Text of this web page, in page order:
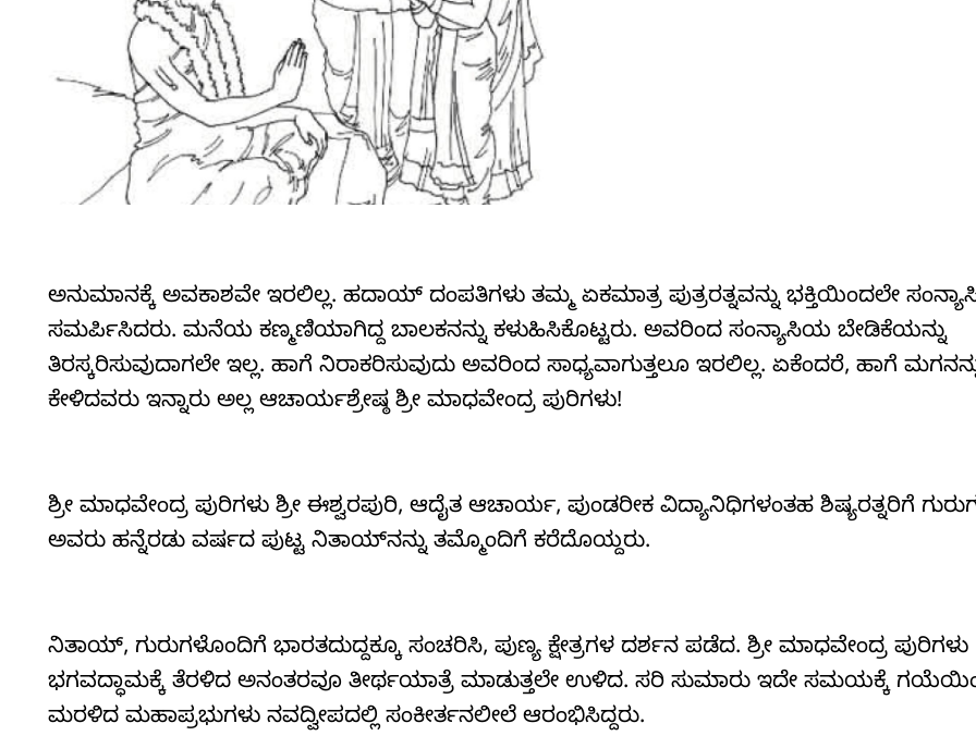
ಅನುಮಾನಕ್ಕೆ ಅವಕಾಶವೇ ಇರಲಿಲ್ಲ. ಹದಾಯ್ ದಂಪತಿಗಳು ತಮ್ಮ ಏಕಮಾತ್ರ ಪುತ್ರರತ್ನವನ್ನು ಭಕ್ತಿಯಿಂದಲೇ
ಸಮರ್ಪಿಸಿದರು. ಮನೆಯ ಕಣ್ಮಣಿಯಾಗಿದ್ದ ಬಾಲಕನನ್ನು ಕಳುಹಿಸಿಕೊಟ್ಟರು. ಅವರಿಂದ ಸಂನ್ಯಾಸಿಯ ಬೇಡಿಕೆಯನ್ನು
ತಿರಸ್ಕರಿಸುವುದಾಗಲೇ ಇಲ್ಲ. ಹಾಗೆ ನಿರಾಕರಿಸುವುದು ಅವರಿಂದ ಸಾಧ್ಯವಾಗುತ್ತಲೂ ಇರಲಿಲ್ಲ. ಏಕೆಂದರೆ, ಹಾಗೆ
ಕೇಳಿದವರು ಇನ್ನಾರು ಅಲ್ಲ ಆಚಾರ್ಯಶ್ರೇಷ್ಠ ಶ್ರೀ ಮಾಧವೇಂದ್ರ ಪುರಿಗಳು!
ಶ್ರೀ ಮಾಧವೇಂದ್ರ ಪುರಿಗಳು ಶ್ರೀ ಈಶ್ವರಪುರಿ, ಆದೈತ ಆಚಾರ್ಯ, ಪುಂಡರೀಕ ವಿದ್ಯಾನಿಧಿಗಳಂತಹ ಶಿಷ್ಯರತ್ನರಿಗೆ
ಅವರು ಹನ್ನೆರಡು ವರ್ಷದ ಪುಟ್ಟ ನಿತಾಯ್‌ನನ್ನು ತಮ್ಮೊಂದಿಗೆ ಕರೆದೊಯ್ದರು.
ನಿತಾಯ್, ಗುರುಗಳೊಂದಿಗೆ ಭಾರತದುದ್ದಕ್ಕೂ ಸಂಚರಿಸಿ, ಪುಣ್ಯ ಕ್ಷೇತ್ರಗಳ ದರ್ಶನ ಪಡೆದ. ಶ್ರೀ ಮಾಧವೇಂದ್ರ ಪುರಿಗಳು
ಭಗವದ್ಧಾಮಕ್ಕೆ ತೆರಳಿದ ಅನಂತರವೂ ತೀರ್ಥಯಾತ್ರೆ ಮಾಡುತ್ತಲೇ ಉಳಿದ. ಸರಿ ಸುಮಾರು ಇದೇ ಸಮಯಕ್ಕೆ
ಮರಳಿದ ಮಹಾಪ್ರಭುಗಳು ನವದ್ವೀಪದಲ್ಲಿ ಸಂಕೀರ್ತನಲೀಲೆ ಆರಂಭಿಸಿದ್ದರು.